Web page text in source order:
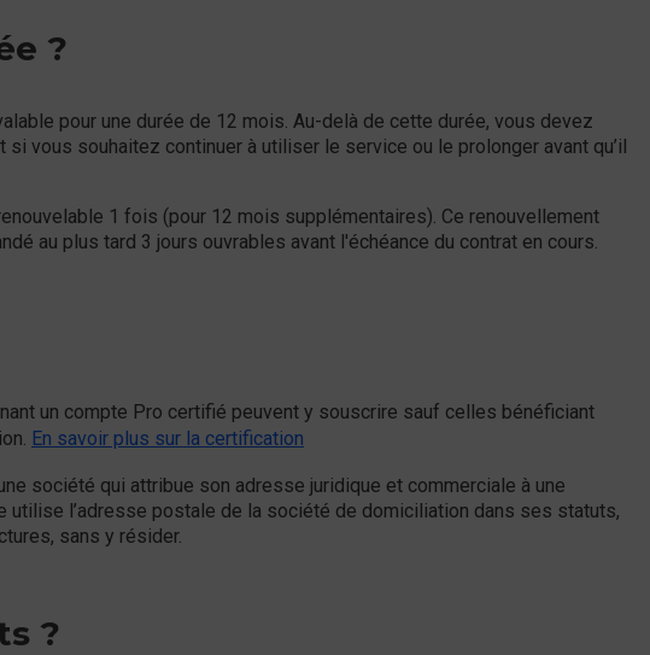
?
pour une durée de 12 mois. Au-delà de cette durée, vous devez
si vous souhaitez continuer à utiliser le service ou le prolonger avant qu’il
1 fois (pour 12 mois supplémentaires). Ce renouvellement
au plus tard 3 jours ouvrables avant l'échéance du contrat en cours.
un compte Pro certifié peuvent y souscrire sauf celles bénéficiant
En savoir plus sur la certification
société qui attribue son adresse juridique et commerciale à une
utilise l’adresse postale de la société de domiciliation dans ses statuts,
sans y résider.
?